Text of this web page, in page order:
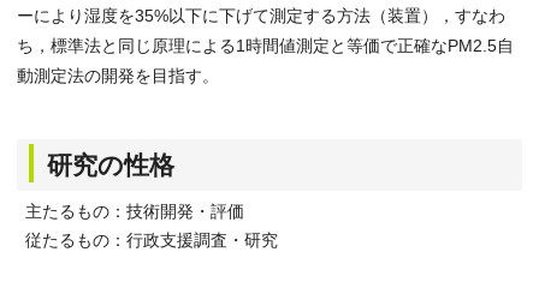
ーにより湿度を35%以下に下げて測定する方法（装置），すなわ
ち，標準法と同じ原理による1時間値測定と等価で正確なPM2.5自
動測定法の開発を目指す。
研究の性格
主たるもの：技術開発・評価
従たるもの：行政支援調査・研究